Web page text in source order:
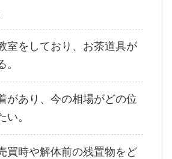
室をしており、お茶道具が
。
があり、今の相場がどの位
い。
買時や解体前の残置物をど